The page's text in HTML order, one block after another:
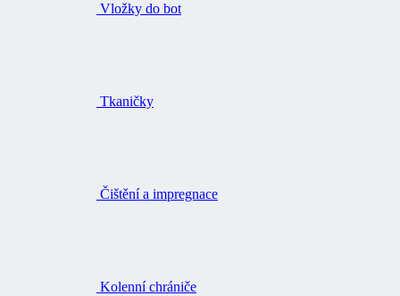
Vložky do bot
Tkaničky
Čištění a impregnace
Kolenní chrániče